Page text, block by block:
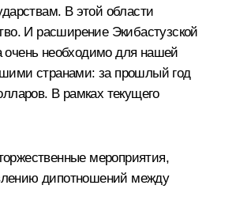
В этой области
И расширение Экибастузской
очень необходимо для нашей
странами: за прошлый год
В рамках текущего
мероприятия,
дипотношений между